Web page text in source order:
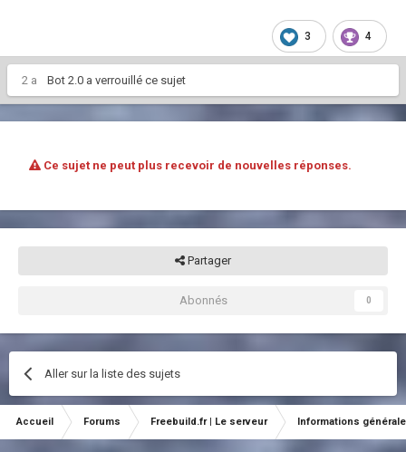
3 4
2 a Bot 2.0 a verrouillé ce sujet
Ce sujet ne peut plus recevoir de nouvelles réponses.
Partager
Abonnés 0
Aller sur la liste des sujets
Accueil Forums Freebuild.fr | Le serveur Informations